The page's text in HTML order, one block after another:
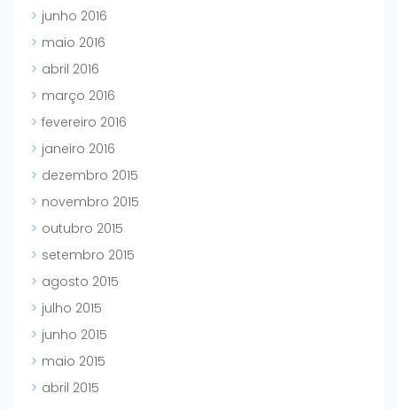
junho 2016
maio 2016
abril 2016
março 2016
fevereiro 2016
janeiro 2016
dezembro 2015
novembro 2015
outubro 2015
setembro 2015
agosto 2015
julho 2015
junho 2015
maio 2015
abril 2015